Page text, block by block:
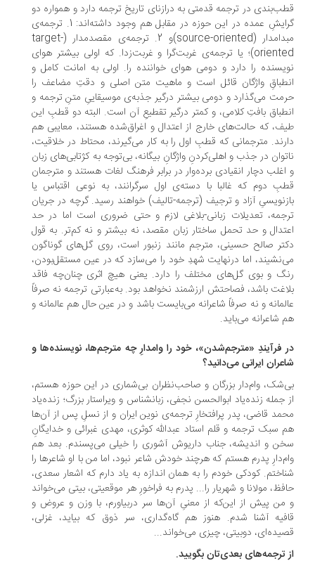
در ترجمه قدمتی به درازنای تاریخ ترجمه دارد و همواره دو
گرایشِ عمده در این حوزه در مقابل هم وجود داشته‌اند: 1. ترجمه‌ی
مبدامدار (source-oriented)و 2. ترجمه‌ی مقصدمدار (target-
oriented)؛ یا ترجمه‌ی غربت‌گرا و غربت‌زدا. که اولی بیشتر هوای
را دارد و دومی هوای خواننده را. اولی به امانت کامل و
واژگان قائل است و ماهیت متن اصلی و دقتِ مضاعف را
می‌گذارد و دومی بیشتر درگیر جذبه‌ی موسیقاییِ متنِ ترجمه و
بافتِ کلامی، و کمتر درگیر تقطیعِ آن است. البته دو قطبِ این
که حالت‌های خارج از اعتدال و اغراق‌شده هستند، معایبی هم
مترجمانی که قطبِ اول را به کار می‌گیرند، محتاط در خلاقیت،
در جذب و اهلی‌کردنِ واژگانِ بیگانه، بی‌توجه به کژتابی‌های زبان
دچار انقیادی برده‌وار در برابر فرهنگ لغات هستند و مترجمان
دوم که غالبا با دسته‌ی اول سرگرانند، به نوعی اقتباس یا
آزاد و ترجیف (ترجمه-تالیف) خواهند رسید. گرچه در جریان
تعدیلات زبانی-بلاغی لازم و حتی ضروری است اما در حد
و حد تحمل ساختار زبان مقصد، نه بیشتر و نه کم‌تر. به قول
صالح حسینی، مترجم مانند زنبور است، روی گل‌های گوناگون
اما درنهایت شهدِ خود را می‌سازد که در عین مستقل‌بودن،
و بوی گل‌های مختلف را دارد. یعنی هیچ اثری چنان‌چه فاقد
باشد، فصاحتش ارزشمند نخواهد بود. به‌عبارتی ترجمه نه صرفاً
و نه صرفاً شاعرانه می‌بایست باشد و در عین حال هم عالمانه و
شاعرانه می‌باید.
فرآیندِ «مترجم‌شدن»، خود را وامدارِ چه مترجم‌ها، نویسنده‌ها و
ایرانی می‌دانید؟
وام‌دار بزرگان و صاحب‌نظران بی‌شماری در این حوزه هستم،
جمله زنده‌یاد ابوالحسن نجفی، زبانشناس و ویراستار بزرگ؛ زنده‌یاد
قاضی، پدر پرافتخارِ ترجمه‌ی نوین ایران و از نسلِ پس از آن‌ها
سبک ترجمه و قلم استاد عبدالله کوثری، مهدی غبرائی و خدایگانِ
و اندیشه، جناب داریوش آشوری را خیلی می‌پسندم. بعد هم
پدرم هستم که هرچند خودش شاعر نبود، اما من با او شاعرها را
کودکی خودم را به همان اندازه به یاد دارم که اشعار سعدی،
مولانا و شهریار را... پدرم به فراخورِ هر موقعیتی، بیتی می‌خواند
پیش از این‌که از معنیِ آن‌ها سر دربیاورم، با وزن و عروض و
آشنا شدم. هنوز هم گاه‌گداری، سر ذوق که بیاید، غزلی،
دوبیتی، چیزی می‌خواند...
ترجمه‌های بعدی‌تان بگویید.